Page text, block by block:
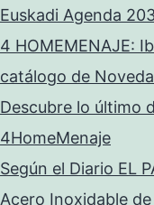
Euskadi Agenda
4 HOMEMENAJE:
catálogo de
Descubre lo último
4HomeMenaje
Según el Diario EL
Acero Inoxidable